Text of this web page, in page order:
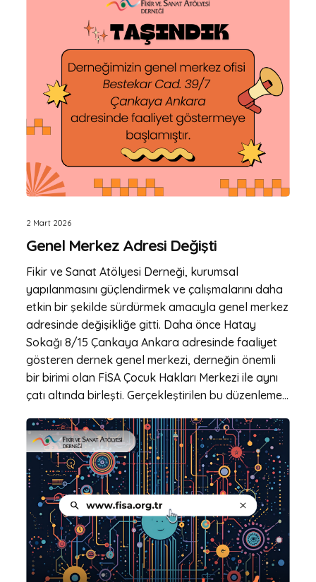
2 Mart 2026
Genel Merkez Adresi Değişti
Fikir ve Sanat Atölyesi Derneği, kurumsal
yapılanmasını güçlendirmek ve çalışmalarını daha
etkin bir şekilde sürdürmek amacıyla genel merkez
adresinde değişikliğe gitti. Daha önce Hatay
Sokağı 8/15 Çankaya Ankara adresinde faaliyet
gösteren dernek genel merkezi, derneğin önemli
bir birimi olan FİSA Çocuk Hakları Merkezi ile aynı
çatı altında birleşti. Gerçekleştirilen bu düzenleme...